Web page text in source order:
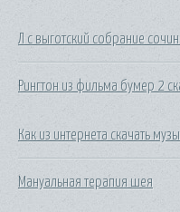
Л с выготский собрание
Рингтон из фильма бумер 2
Как из интернета скачать
Мануальная терапия шея